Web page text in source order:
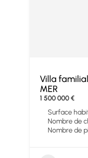
Villa
MER
1 500 000 €
Surface
Nombre de
Nombre de